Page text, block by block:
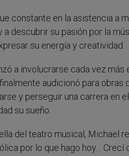
constante en la asistencia a
descubrir su pasión por la
su energía y creatividad.
a involucrarse cada vez
audicionó para obras
y perseguir una carrera en
su sueño.
del teatro musical, Michael
por lo que hago hoy…